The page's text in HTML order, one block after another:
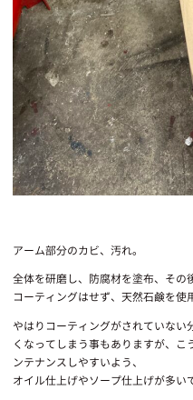
アーム部分のカビ、汚れ。
全体を研磨し、防腐材を塗布、その
コーティングはせず、天然石鹸を使
やはりコーティングがされていな
くなってしまう事もありますが、
ンテナンスしやすいよう、
オイル仕上げやソープ仕上げが多い